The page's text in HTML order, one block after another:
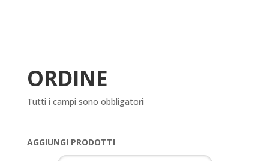
ORDINE
Tutti i campi sono obbligatori
AGGIUNGI PRODOTTI